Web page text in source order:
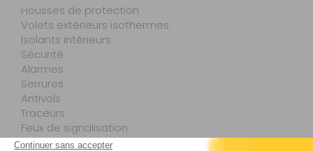
Housses de protection
Volets extérieurs isothermes
Isolants intérieurs
Sécurité
Alarmes
Serrures
Antivols
Traceurs
Feux de signalisation
Accessoires de sécurité à la personne